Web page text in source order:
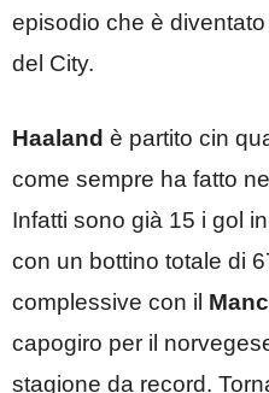
episodio che è
del City.
Haaland è partito cin
come sempre ha fatto
Infatti sono già 15 i gol
con un bottino totale di
complessive con il
capogiro per il
stagione da record.